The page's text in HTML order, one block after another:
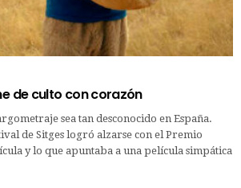
de culto con corazón
sea tan desconocido en España.
de Sitges logró alzarse con el Premio
y lo que apuntaba a una película simpática